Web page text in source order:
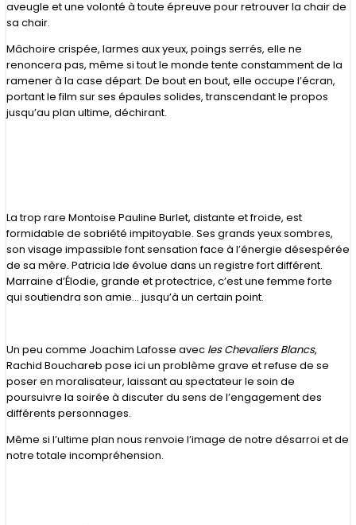
aveugle et une volonté à toute épreuve pour retrouver la chair de
sa chair.
Mâchoire crispée, larmes aux yeux, poings serrés, elle ne
renoncera pas, même si tout le monde tente constamment de la
ramener à la case départ. De bout en bout, elle occupe l’écran,
portant le film sur ses épaules solides, transcendant le propos
jusqu’au plan ultime, déchirant.
La trop rare Montoise Pauline Burlet, distante et froide, est
formidable de sobriété impitoyable. Ses grands yeux sombres,
son visage impassible font sensation face à l’énergie désespérée
de sa mère. Patricia Ide évolue dans un registre fort différent.
Marraine d’Élodie, grande et protectrice, c’est une femme forte
qui soutiendra son amie… jusqu’à un certain point.
Un peu comme Joachim Lafosse avec les Chevaliers Blancs,
Rachid Bouchareb pose ici un problème grave et refuse de se
poser en moralisateur, laissant au spectateur le soin de
poursuivre la soirée à discuter du sens de l’engagement des
différents personnages.
Même si l’ultime plan nous renvoie l’image de notre désarroi et de
notre totale incompréhension.